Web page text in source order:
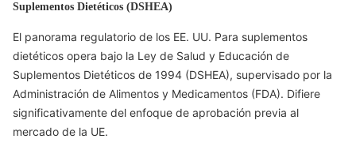
Suplementos Dietéticos (DSHEA)
El panorama regulatorio de los EE. UU. Para suplementos
dietéticos opera bajo la Ley de Salud y Educación de
Suplementos Dietéticos de 1994 (DSHEA), supervisado por la
Administración de Alimentos y Medicamentos (FDA). Difiere
significativamente del enfoque de aprobación previa al
mercado de la UE.